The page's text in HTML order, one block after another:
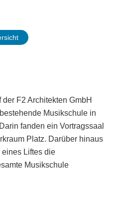
F2 Architekten GmbH
Musikschule in
fanden ein Vortragssaal
Platz. Darüber hinaus
Liftes die
Musikschule